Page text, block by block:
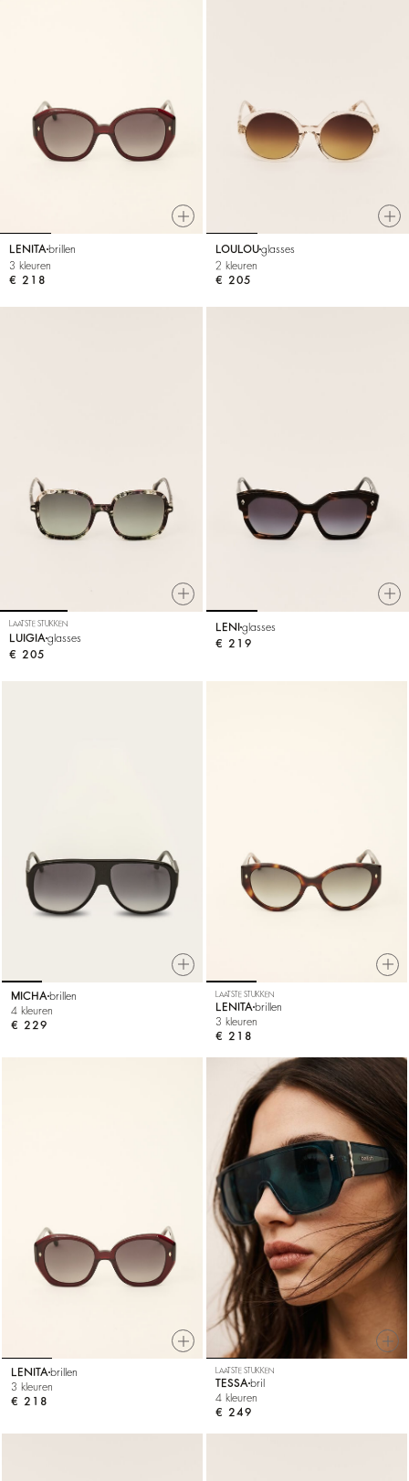
LENITA brillen
3 kleuren
€ 218
LOULOUglasses
2 kleuren
€ 205
LAATSTE STUKKEN
LUIGIA glasses
€ 205
LENI glasses
€ 219
MICHA brillen
4 kleuren
€ 229
LAATSTE STUKKEN
LENITA brillen
3 kleuren
€ 218
LENITA brillen
3 kleuren
€ 218
LAATSTE STUKKEN
TESSA bril
4 kleuren
€ 249